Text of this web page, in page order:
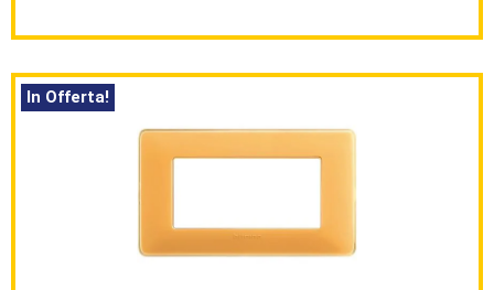
In Offerta!